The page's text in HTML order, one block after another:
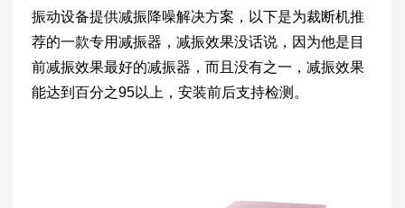
振动设备提供减振降噪解决方案，以下是为裁断机推
荐的一款专用减振器，减振效果没话说，因为他是目
前减振效果最好的减振器，而且没有之一，减振效果
能达到百分之95以上，安装前后支持检测。